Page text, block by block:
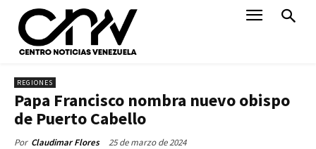
REGIONES
Papa Francisco nombra nuevo obispo
de Puerto Cabello
Por Claudimar Flores 25 de marzo de 2024